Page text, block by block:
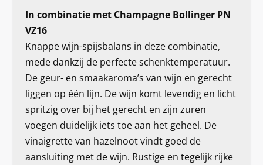
In combinatie met Champagne Bollinger PN
VZ16
Knappe wijn-spijsbalans in deze combinatie,
mede dankzij de perfecte schenktemperatuur.
De geur- en smaakaroma’s van wijn en gerecht
liggen op één lijn. De wijn komt levendig en licht
spritzig over bij het gerecht en zijn zuren
voegen duidelijk iets toe aan het geheel. De
vinaigrette van hazelnoot vindt goed de
aansluiting met de wijn. Rustige en tegelijk rijke